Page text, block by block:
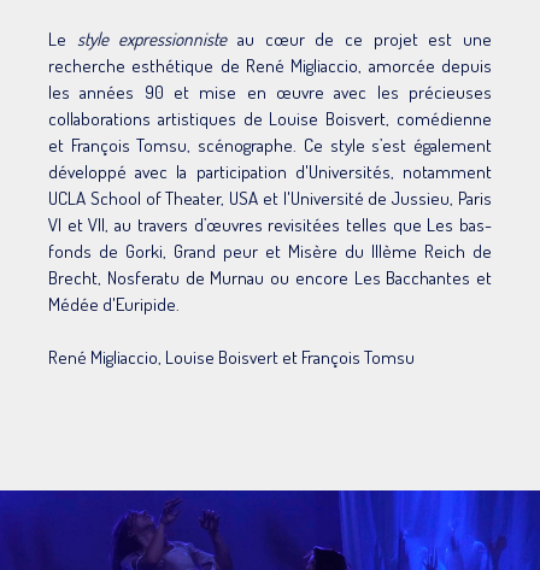
Le style expressionnisteau cœur de ce projet est une
recherche esthétique de René Migliaccio, amorcée depuis
les années 90 et mise en œuvre avec les précieuses
collaborations artistiques de Louise Boisvert, comédienne
et François Tomsu, scénographe. Ce style s’est également
développé avec la participation d'Universités, notamment
UCLA School of Theater, USA et l'Université de Jussieu, Paris
VI et VII, au travers d’œuvres revisitées telles que Les bas-
fonds de Gorki, Grand peur et Misère du IIIème Reich de
Brecht, Nosferatu de Murnau ou encore Les Bacchantes et
Médée d'Euripide.
René Migliaccio, Louise Boisvert et François Tomsu